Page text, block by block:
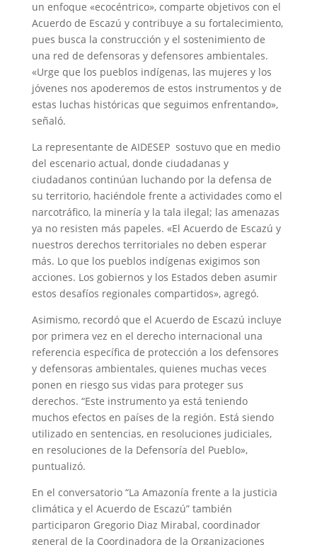
un enfoque «ecocéntrico», comparte objetivos con el
Acuerdo de Escazú y contribuye a su fortalecimiento,
pues busca la construcción y el sostenimiento de
una red de defensoras y defensores ambientales.
«Urge que los pueblos indígenas, las mujeres y los
jóvenes nos apoderemos de estos instrumentos y de
estas luchas históricas que seguimos enfrentando»,
señaló.
La representante de AIDESEP sostuvo que en medio
del escenario actual, donde ciudadanas y
ciudadanos continúan luchando por la defensa de
su territorio, haciéndole frente a actividades como el
narcotráfico, la minería y la tala ilegal; las amenazas
ya no resisten más papeles. «El Acuerdo de Escazú y
nuestros derechos territoriales no deben esperar
más. Lo que los pueblos indígenas exigimos son
acciones. Los gobiernos y los Estados deben asumir
estos desafíos regionales compartidos», agregó.
Asimismo, recordó que el Acuerdo de Escazú incluye
por primera vez en el derecho internacional una
referencia específica de protección a los defensores
y defensoras ambientales, quienes muchas veces
ponen en riesgo sus vidas para proteger sus
derechos. “Este instrumento ya está teniendo
muchos efectos en países de la región. Está siendo
utilizado en sentencias, en resoluciones judiciales,
en resoluciones de la Defensoría del Pueblo»,
puntualizó.
En el conversatorio “La Amazonía frente a la justicia
climática y el Acuerdo de Escazú” también
participaron Gregorio Diaz Mirabal, coordinador
general de la Coordinadora de la Organizaciones